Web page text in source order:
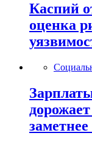
Каспий
оценка
заметнее